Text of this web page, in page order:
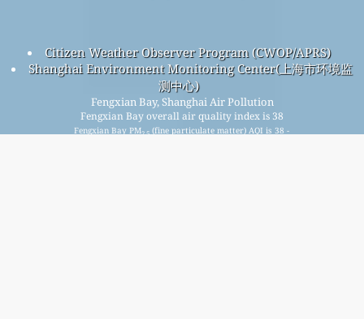
Citizen Weather Observer Program (CWOP/APRS)
Shanghai Environment Monitoring Center(上海市环境监
测中心)
Fengxian Bay, Shanghai Air Pollution
Fengxian Bay overall air quality index is 38
Fengxian Bay PM2.5 (fine particulate matter) AQI is 38 -